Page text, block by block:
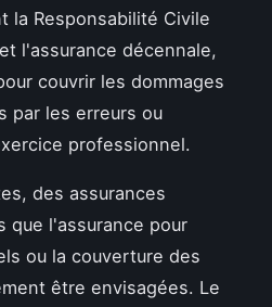
la Responsabilité Civile
l'assurance décennale,
couvrir les dommages
par les erreurs ou
professionnel.
des assurances
que l'assurance pour
ou la couverture des
être envisagées. Le